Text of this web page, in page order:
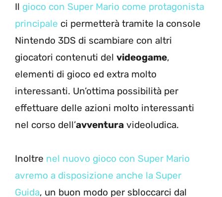
Il gioco con Super Mario come protagonista
principale ci permetterà tramite la console
Nintendo 3DS di scambiare con altri
giocatori contenuti del videogame,
elementi di gioco ed extra molto
interessanti. Un’ottima possibilità per
effettuare delle azioni molto interessanti
nel corso dell’avventura videoludica.
Inoltre nel nuovo gioco con Super Mario
avremo a disposizione anche la Super
Guida, un buon modo per sbloccarci dal